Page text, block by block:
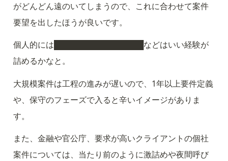
がどんどん遠のいてしまうので、これに合わせて案件
要望を出したほうが良いです。
個人的には████████████████などはいい経験が
詰めるかなと。
大規模案件は工程の進みが遅いので、1年以上要件定義
や、保守のフェーズで入ると辛いイメージがありま
す。
また、金融や官公庁、要求が高いクライアントの個社
案件については、当たり前のように激詰めや夜間呼び